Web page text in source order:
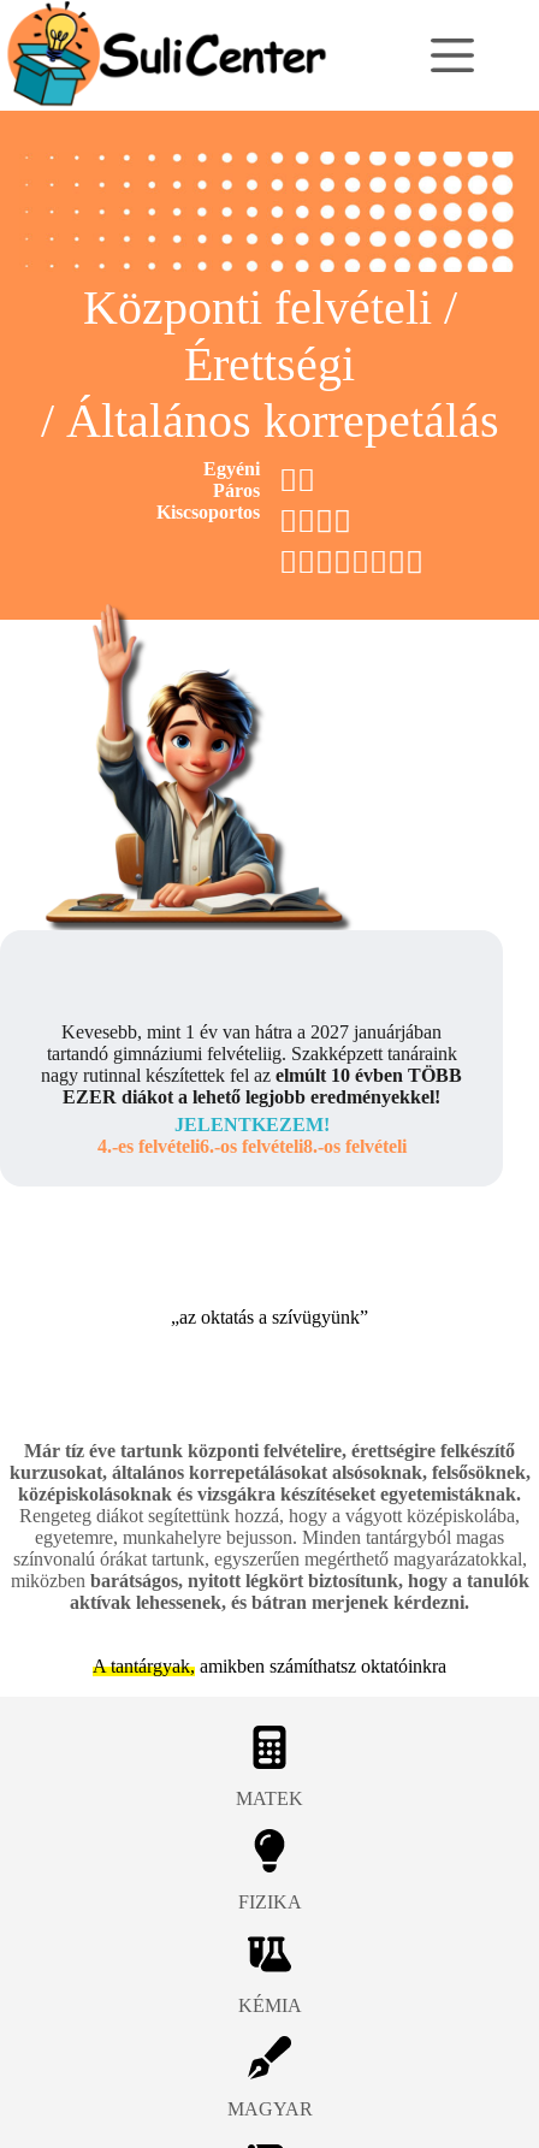
Skip
to
content
Központi felvételi /
Érettségi
/ Általános korrepetálás
Egyéni
Páros
Kiscsoportos
🖐🏻
🖐🏻 🖐🏻
🖐🏻 🖐🏻 🖐🏻 🖐🏻
Kevesebb, mint 1 év van hátra a 2027 januárjában
tartandó gimnáziumi felvételiig. Szakképzett tanáraink
nagy rutinnal készítettek fel az elmúlt 10 évben TÖBB
EZER diákot a lehető legjobb eredményekkel!
JELENTKEZEM!
4.-es felvételi6.-os felvételi8.-os felvételi
„az oktatás a szívügyünk”
Már tíz éve tartunk központi felvételire, érettségire felkészítő
kurzusokat, általános korrepetálásokat alsósoknak, felsősöknek,
középiskolásoknak és vizsgákra készítéseket egyetemistáknak.
Rengeteg diákot segítettünk hozzá, hogy a vágyott középiskolába,
egyetemre, munkahelyre bejusson. Minden tantárgyból magas
színvonalú órákat tartunk, egyszerűen megérthető magyarázatokkal,
miközben barátságos, nyitott légkört biztosítunk, hogy a tanulók
aktívak lehessenek, és bátran merjenek kérdezni.
A tantárgyak, amikben számíthatsz oktatóinkra
MATEK
FIZIKA
KÉMIA
MAGYAR